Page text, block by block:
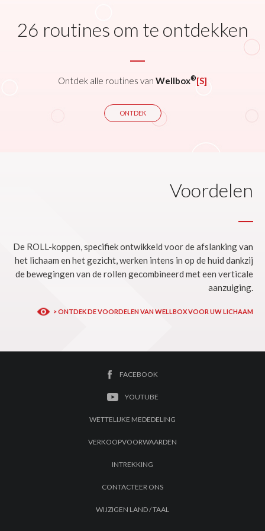
26 routines om te ontdekken
Ontdek alle routines van Wellbox®[S]
ONTDEK
Voordelen
De ROLL-koppen, specifiek ontwikkeld voor de afslanking van
het lichaam en het gezicht, werken intens in op de huid dankzij
de bewegingen van de rollen gecombineerd met een verticale
aanzuiging.
> ONTDEK DE VOORDELEN VAN WELLBOX VOOR UW LICHAAM
FACEBOOK
YOUTUBE
WETTELIJKE MEDEDELING
VERKOOPVOORWAARDEN
INTREKKING
CONTACTEER ONS
WIJZIGEN LAND / TAAL